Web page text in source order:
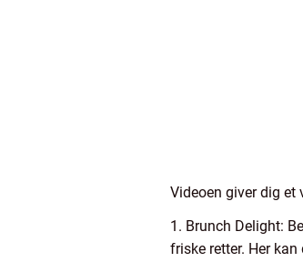
Videoen giver dig
1. Brunch Delight:
friske retter. Her